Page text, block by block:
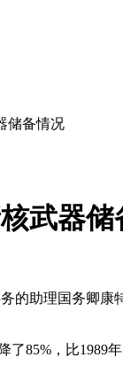
储备情况
武器储
的助理国务卿康
，比1989年